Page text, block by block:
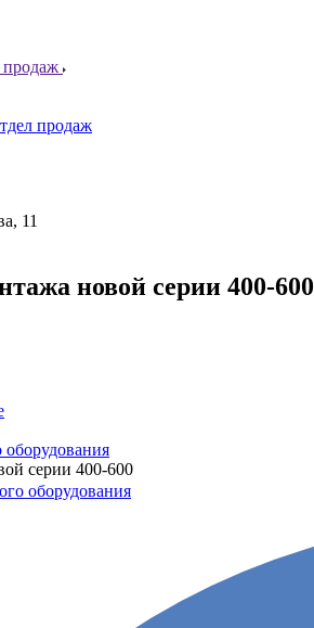
продаж
11
новой серии 400-600
серии 400-600
оборудования